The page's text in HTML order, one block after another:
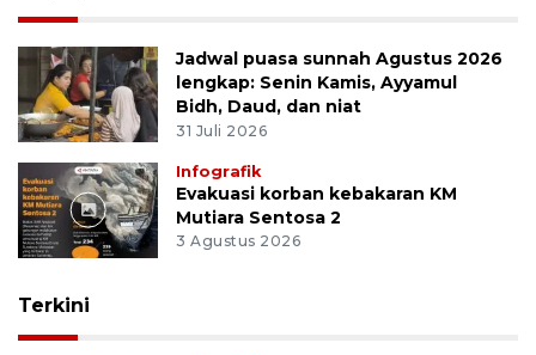
Jadwal puasa sunnah Agustus 2026
lengkap: Senin Kamis, Ayyamul
Bidh, Daud, dan niat
31 Juli 2026
Infografik
Evakuasi korban kebakaran KM
Mutiara Sentosa 2
3 Agustus 2026
Terkini